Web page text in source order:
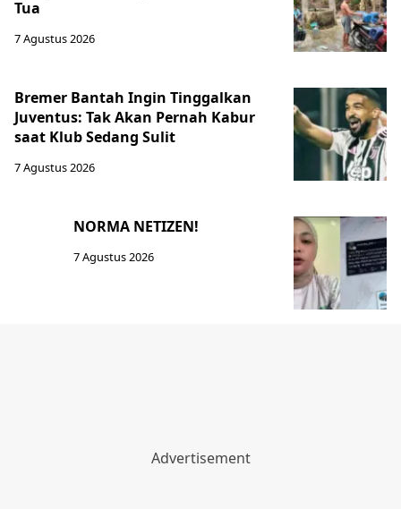
Tua
7 Agustus 2026
Bremer Bantah Ingin Tinggalkan
Juventus: Tak Akan Pernah Kabur
saat Klub Sedang Sulit
7 Agustus 2026
NORMA NETIZEN!
7 Agustus 2026